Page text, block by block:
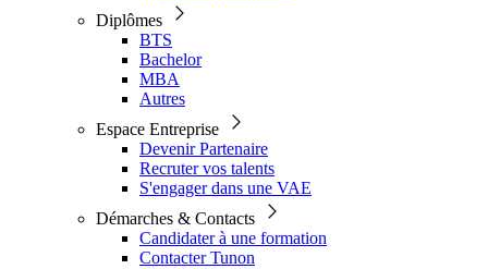
Diplômes
BTS
Bachelor
MBA
Autres
Espace Entreprise
Devenir Partenaire
Recruter vos talents
S'engager dans une VAE
Démarches & Contacts
Candidater à une formation
Contacter Tunon